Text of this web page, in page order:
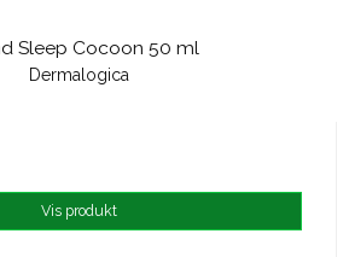
Sleep Cocoon 50 ml
Dermalogica
Vis produkt